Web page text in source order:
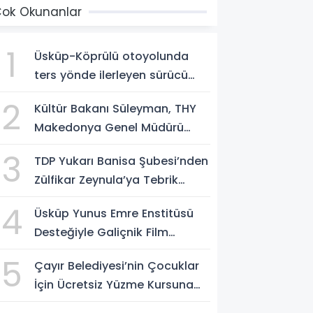
Okunanlar
1
Üsküp-Köprülü otoyolunda
ters yönde ilerleyen sürücü
2
Kültür Bakanı Süleyman, THY
Makedonya Genel Müdürü
3
TDP Yukarı Banisa Şubesi’nden
Zülfikar Zeynula’ya Tebrik
4
Üsküp Yunus Emre Enstitüsü
Desteğiyle Galiçnik Film
5
Çayır Belediyesi’nin Çocuklar
İçin Ücretsiz Yüzme Kursuna